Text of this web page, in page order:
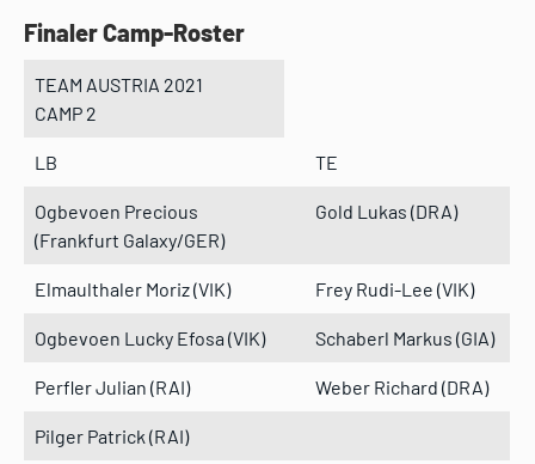
Finaler Camp-Roster
TEAM AUSTRIA 2021
CAMP 2
LB TE
Ogbevoen Precious
(Frankfurt Galaxy/GER)
Gold Lukas (DRA)
Elmaulthaler Moriz (VIK) Frey Rudi-Lee (VIK)
Ogbevoen Lucky Efosa (VIK) Schaberl Markus (GIA)
Perfler Julian (RAI) Weber Richard (DRA)
Pilger Patrick (RAI)